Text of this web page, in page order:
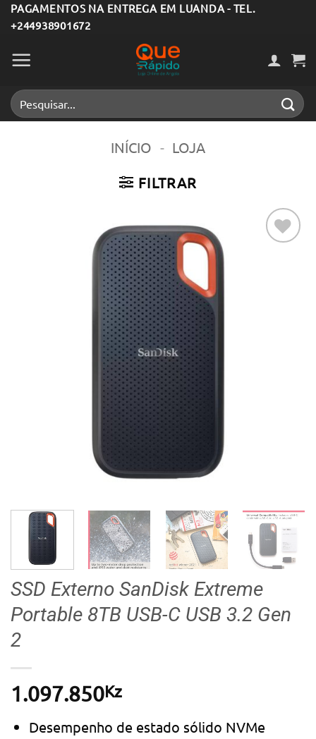
Skip
to
content
PAGAMENTOS NA ENTREGA EM LUANDA - TEL.
+244938901672
Pesquisar
por:
INÍCIO - LOJA
FILTRAR
SSD Externo SanDisk Extreme
Portable 8TB USB-C USB 3.2 Gen
2
1.097.850Kz
Desempenho de estado sólido NVMe